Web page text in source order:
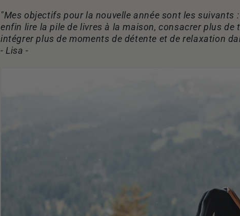
"Mes objectifs pour la nouvelle année sont les suivants
enfin lire la pile de livres à la maison, consacrer plus
intégrer plus de moments de détente et de relaxation
- Lisa -